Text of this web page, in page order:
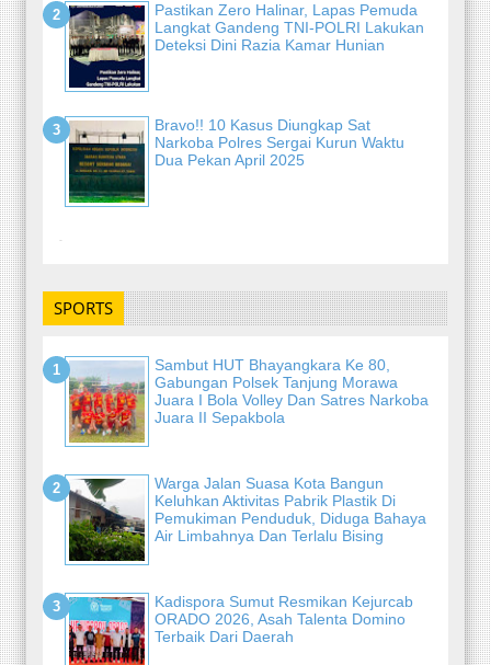
Pastikan Zero Halinar, Lapas Pemuda
Langkat Gandeng TNI-POLRI Lakukan
Deteksi Dini Razia Kamar Hunian
Bravo!! 10 Kasus Diungkap Sat
Narkoba Polres Sergai Kurun Waktu
Dua Pekan April 2025
-
SPORTS
Sambut HUT Bhayangkara Ke 80,
Gabungan Polsek Tanjung Morawa
Juara I Bola Volley Dan Satres Narkoba
Juara II Sepakbola
Warga Jalan Suasa Kota Bangun
Keluhkan Aktivitas Pabrik Plastik Di
Pemukiman Penduduk, Diduga Bahaya
Air Limbahnya Dan Terlalu Bising
Kadispora Sumut Resmikan Kejurcab
ORADO 2026, Asah Talenta Domino
Terbaik Dari Daerah